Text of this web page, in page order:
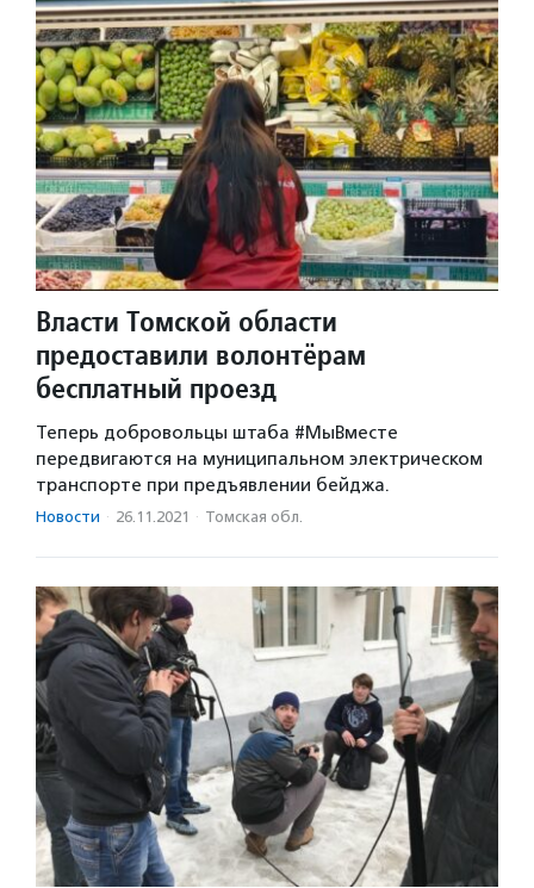
Власти Томской области
предоставили волонтёрам
бесплатный проезд
Теперь добровольцы штаба #МыВместе
передвигаютcя на муниципальном электрическом
транспорте при предъявлении бейджа.
Новости · 26.11.2021 · Томская обл.